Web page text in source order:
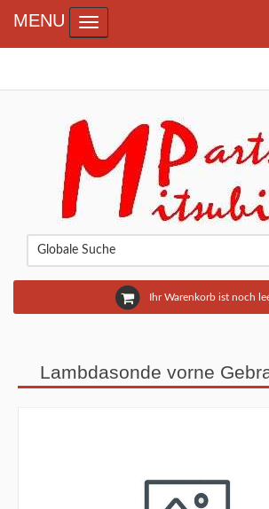
Ihr Warenkorb ist noch
MENU Toggle navigation
Lambdasonde vorne